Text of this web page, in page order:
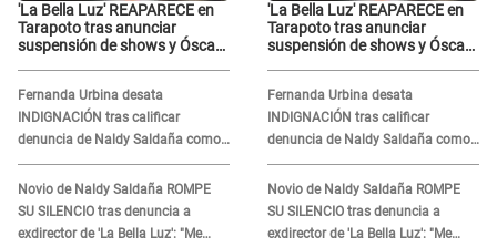
'La Bella Luz' REAPARECE en
Tarapoto tras anunciar
suspensión de shows y Óscar
Fernanda Urbina desata
INDIGNACIÓN tras calificar
denuncia de Naldy Saldaña como
'acto bochornoso': "No es justo
atacar a otra mujer"
Novio de Naldy Saldaña ROMPE
SU SILENCIO tras denuncia a
exdirector de 'La Bella Luz': "Me
'La Bella Luz' REAPARECE en
Tarapoto tras anunciar
suspensión de shows y Óscar
Fernanda Urbina desata
INDIGNACIÓN tras calificar
denuncia de Naldy Saldaña como
'acto bochornoso': "No es justo
atacar a otra mujer"
Novio de Naldy Saldaña ROMPE
SU SILENCIO tras denuncia a
exdirector de 'La Bella Luz': "Me